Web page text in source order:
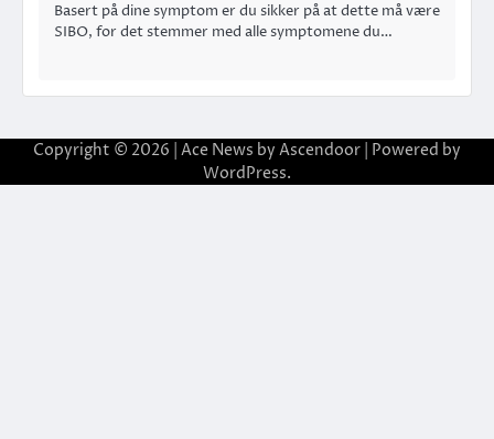
Basert på dine symptom er du sikker på at dette må være
SIBO, for det stemmer med alle symptomene du…
Copyright © 2026 | Ace News by Ascendoor | Powered by
WordPress.